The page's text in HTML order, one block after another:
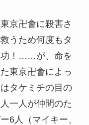
京卍會に殺害さ
うため何度もタ
功！……が、命を
東京卍會によっ
タケミチの目の
一人が仲間のた
6人（マイキー、